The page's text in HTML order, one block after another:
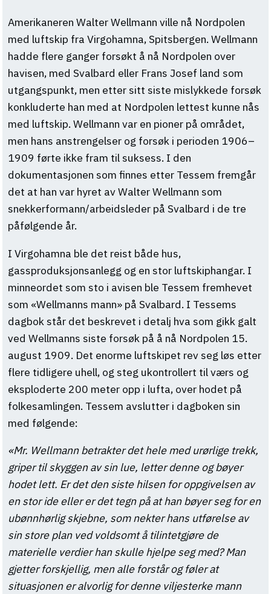
Amerikaneren Walter Wellmann ville nå Nordpolen
med luftskip fra Virgohamna, Spitsbergen. Wellmann
hadde flere ganger forsøkt å nå Nordpolen over
havisen, med Svalbard eller Frans Josef land som
utgangspunkt, men etter sitt siste mislykkede forsøk
konkluderte han med at Nordpolen lettest kunne nås
med luftskip. Wellmann var en pioner på området,
men hans anstrengelser og forsøk i perioden 1906–
1909 førte ikke fram til suksess. I den
dokumentasjonen som finnes etter Tessem fremgår
det at han var hyret av Walter Wellmann som
snekkerformann/arbeidsleder på Svalbard i de tre
påfølgende år.
I Virgohamna ble det reist både hus,
gassproduksjonsanlegg og en stor luftskiphangar. I
minneordet som sto i avisen ble Tessem fremhevet
som «Wellmanns mann» på Svalbard. I Tessems
dagbok står det beskrevet i detalj hva som gikk galt
ved Wellmanns siste forsøk på å nå Nordpolen 15.
august 1909. Det enorme luftskipet rev seg løs etter
flere tidligere uhell, og steg ukontrollert til værs og
eksploderte 200 meter opp i lufta, over hodet på
folkesamlingen. Tessem avslutter i dagboken sin
med følgende:
«Mr. Wellmann betrakter det hele med urørlige trekk,
griper til skyggen av sin lue, letter denne og bøyer
hodet lett. Er det den siste hilsen for oppgivelsen av
en stor ide eller er det tegn på at han bøyer seg for en
ubønnhørlig skjebne, som nekter hans utførelse av
sin store plan ved voldsomt å tilintetgjøre de
materielle verdier han skulle hjelpe seg med? Man
gjetter forskjellig, men alle forstår og føler at
situasjonen er alvorlig for denne viljesterke mann